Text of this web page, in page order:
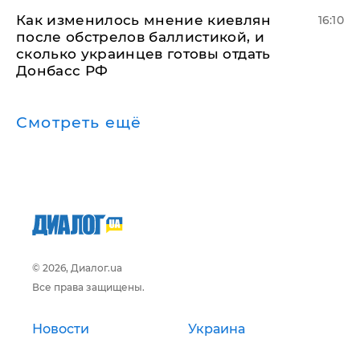
Как изменилось мнение киевлян
после обстрелов баллистикой, и
сколько украинцев готовы отдать
Донбасс РФ
16:10
Смотреть ещё
© 2026, Диалог.ua
Все права защищены.
Новости Украина